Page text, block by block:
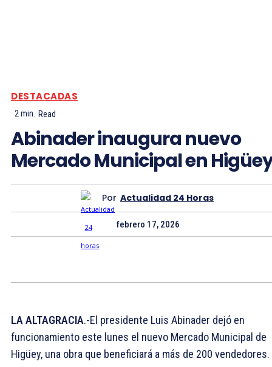
DESTACADAS
2min. Read
Abinader inaugura nuevo
Mercado Municipal en
Por Actualidad 24 Horas
febrero 17, 2026
LA ALTAGRACIA.-El presidente Luis Abinader dejó en
funcionamiento este lunes el nuevo Mercado Municipal de
Higüey, una obra que beneficiará a más de 200 vendedores.